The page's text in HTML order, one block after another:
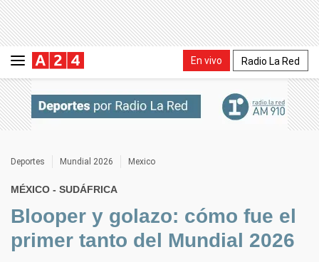
En vivo Radio La Red
Deportes Mundial 2026 Mexico
MÉXICO - SUDÁFRICA
Blooper y golazo: cómo fue el
primer tanto del Mundial 2026